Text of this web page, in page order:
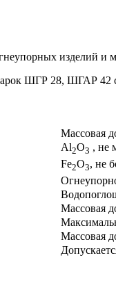
изделий и
ШГР 28, ШГАР 42
Массовая
Аl2О3 , не
Fе2О3, не
Массовая
Массовая